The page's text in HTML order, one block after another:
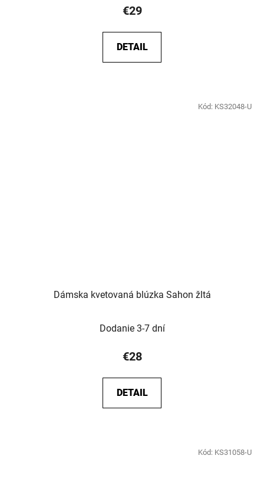
€29
DETAIL
Dámska kvetovaná blúzka Sahon žltá
Dodanie 3-7 dní
€28
DETAIL
Kód: KS32048-U
Kód: KS31058-U